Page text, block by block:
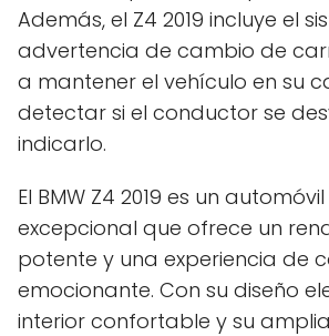
Además, el Z4 2019 incluye el
advertencia de cambio de
a mantener el vehículo en su
detectar si el conductor se
indicarlo.
El BMW Z4 2019 es un
excepcional que ofrece un
potente y una experiencia de
emocionante. Con su diseño
interior confortable y su